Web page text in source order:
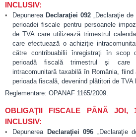
INCLUSIV:
Depunerea Declaraţiei 092 „Declaraţie
perioadei fiscale pentru persoanele
de TVA care utilizează trimestrul
care efectuează o achiziţie
către contribuabilii înregistraţi în scop
perioadă fiscală trimestrul şi
intracomunitară taxabilă în România,
perioada fiscală, devenind plătitori de TVA
Reglementare: OPANAF 1165/2009.
OBLIGAŢII FISCALE PÂNĂ JOI,
INCLUSIV:
Depunerea Declaraţiei 096 „Declaraţie